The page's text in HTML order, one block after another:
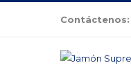
Contáctenos: